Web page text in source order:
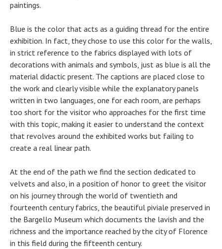
paintings.
Blue is the color that acts as a guiding thread for the entire
exhibition. In fact, they chose to use this color for the walls,
in strict reference to the fabrics displayed with lots of
decorations with animals and symbols, just as blue is all the
material didactic present. The captions are placed close to
the work and clearly visible while the explanatory panels
written in two languages, one for each room, are perhaps
too short for the visitor who approaches for the first time
with this topic, making it easier to understand the context
that revolves around the exhibited works but failing to
create a real linear path.
At the end of the path we find the section dedicated to
velvets and also, in a position of honor to greet the visitor
on his journey through the world of twentieth and
fourteenth century fabrics, the beautiful piviale preserved in
the Bargello Museum which documents the lavish and the
richness and the importance reached by the city of Florence
in this field during the fifteenth century.